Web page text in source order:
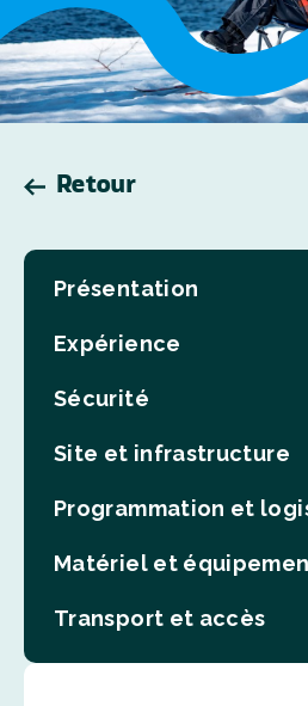
Retour
Présentation
Expérience
Sécurité
Site et infrastructure
Programmation et
Matériel et
Transport et accès